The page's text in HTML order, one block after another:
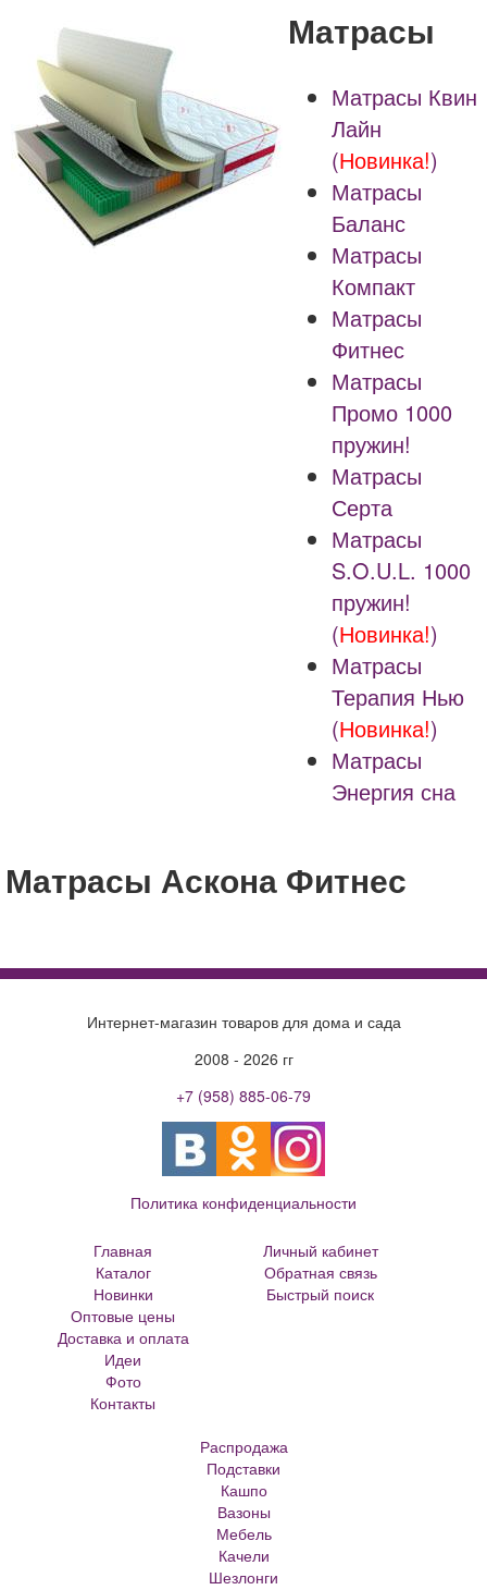
Матрасы
Матрасы Квин
Лайн
(Новинка!)
Матрасы
Баланс
Матрасы
Компакт
Матрасы
Фитнес
Матрасы
Промо 1000
пружин!
Матрасы
Серта
Матрасы
S.O.U.L. 1000
пружин!
(Новинка!)
Матрасы
Терапия Нью
(Новинка!)
Матрасы
Энергия сна
Матрасы Аскона Фитнес
Интернет-магазин товаров для дома и сада
2008 - 2026 гг
+7 (958) 885-06-79
Политика конфиденциальности
Главная
Каталог
Новинки
Оптовые цены
Доставка и оплата
Идеи
Фото
Контакты
Личный кабинет
Обратная связь
Быстрый поиск
Кашпо из ротанга
Матрасы Аскона
Кашпо металлическое
Кашпо для елки
Кашпо с самоливом
Кашпо с автополивом
Распродажа
Подставки
Кашпо
Вазоны
Мебель
Качели
Шезлонги